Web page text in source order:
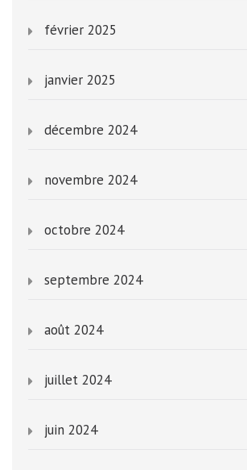
février 2025
janvier 2025
décembre 2024
novembre 2024
octobre 2024
septembre 2024
août 2024
juillet 2024
juin 2024